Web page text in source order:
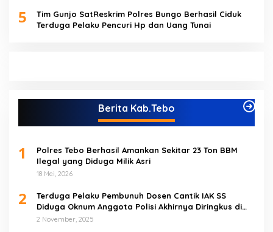
5
Tim Gunjo SatReskrim Polres Bungo Berhasil Ciduk
Terduga Pelaku Pencuri Hp dan Uang Tunai
Berita Kab.Tebo
1
Polres Tebo Berhasil Amankan Sekitar 23 Ton BBM
Ilegal yang Diduga Milik Asri
18 Mei, 2026
2
Terduga Pelaku Pembunuh Dosen Cantik IAK SS
Diduga Oknum Anggota Polisi Akhirnya Diringkus di
Tebo Tengah
2 November, 2025